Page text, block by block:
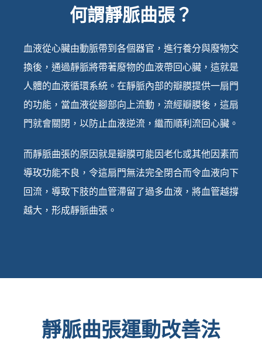
何謂靜脈曲張？
血液從心臟由動脈帶到各個器官，進行養分與廢物交
換後，通過靜脈將帶著廢物的血液帶回心臟，這就是
人體的血液循環系統。在靜脈內部的瓣膜提供一扇門
的功能，當血液從腳部向上流動，流經瓣膜後，這扇
門就會關閉，以防止血液逆流，繼而順利流回心臟。
而靜脈曲張的原因就是瓣膜可能因老化或其他因素而
導玫功能不良，令這扇門無法完全閉合而令血液向下
回流，導致下肢的血管滯留了過多血液，將血管越撐
越大，形成靜脈曲張。
靜脈曲張運動改善法